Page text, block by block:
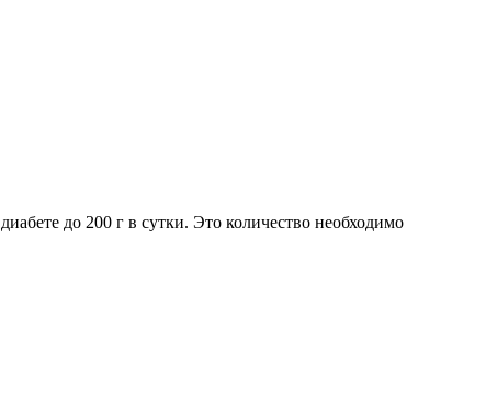
до 200 г в сутки. Это количество необходимо